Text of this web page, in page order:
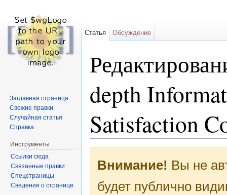
depth
Satisfaction
Внимание! Вы не
будет публично
Статья Обсуждение
Заглавная страница
Свежие правки
Случайная статья
Справка
Инструменты
Ссылки сюда
Связанные правки
Спецстраницы
Сведения о странице